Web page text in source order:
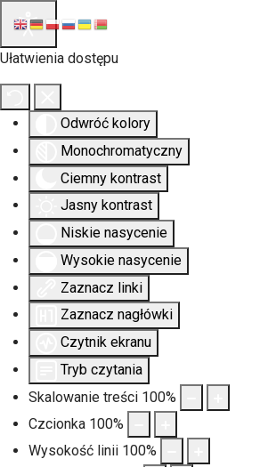
Ułatwienia dostępu
Odwróć kolory
Monochromatyczny
Ciemny kontrast
Jasny kontrast
Niskie nasycenie
Wysokie nasycenie
Zaznacz linki
Zaznacz nagłówki
Czytnik ekranu
Tryb czytania
Skalowanie treści 100%
Czcionka 100%
Wysokość linii 100%